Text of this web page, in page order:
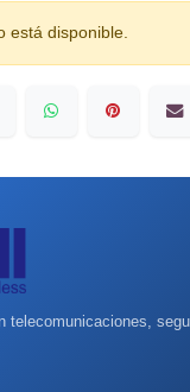
está disponible.
telecomunicaciones,